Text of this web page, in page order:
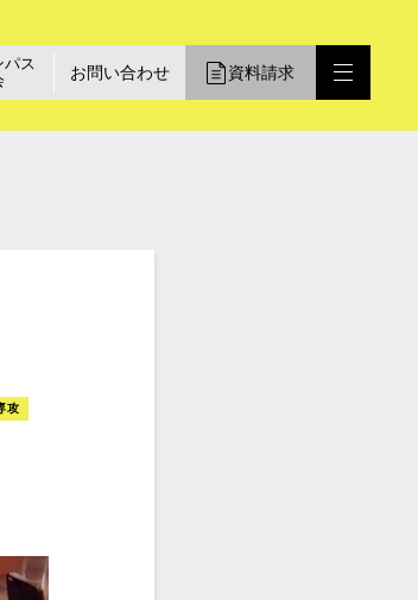
パス
お問い合わせ 資料請求
攻